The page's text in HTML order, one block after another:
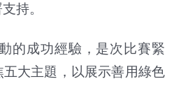
持。
的成功經驗，是次比賽緊
大主題，以展示善用綠色